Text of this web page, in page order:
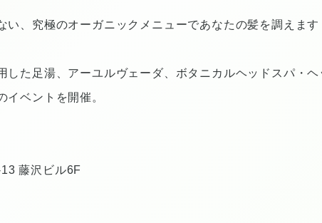
い、究極のオーガニックメニューであなたの髪を調えます
した足湯、アーユルヴェーダ、ボタニカルヘッドスパ・
イベントを開催。
藤沢ビル6F